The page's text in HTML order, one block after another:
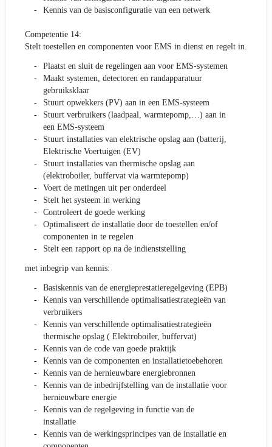
Kennis van de basisconfiguratie van een netwerk
Competentie 14:
Stelt toestellen en componenten voor EMS in dienst en regelt in.
Plaatst en sluit de regelingen aan voor EMS-systemen
Maakt systemen, detectoren en randapparatuur
gebruiksklaar
Stuurt opwekkers (PV) aan in een EMS-systeem
Stuurt verbruikers (laadpaal, warmtepomp,…) aan in
een EMS-systeem
Stuurt installaties van elektrische opslag aan (batterij,
Elektrische Voertuigen (EV)
Stuurt installaties van thermische opslag aan
(elektroboiler, buffervat via warmtepomp)
Voert de metingen uit per onderdeel
Stelt het systeem in werking
Controleert de goede werking
Optimaliseert de installatie door de toestellen en/of
componenten in te regelen
Stelt een rapport op na de indienststelling
met inbegrip van kennis:
Basiskennis van de energieprestatieregelgeving (EPB)
Kennis van verschillende optimalisatiestrategieën van
verbruikers
Kennis van verschillende optimalisatiestrategieën
thermische opslag ( Elektroboiler, buffervat)
Kennis van de code van goede praktijk
Kennis van de componenten en installatietoebehoren
Kennis van de hernieuwbare energiebronnen
Kennis van de inbedrijfstelling van de installatie voor
hernieuwbare energie
Kennis van de regelgeving in functie van de
installatie
Kennis van de werkingsprincipes van de installatie en